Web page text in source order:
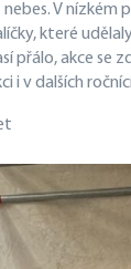
V nízkém
které
přálo, akce se
i v dalších